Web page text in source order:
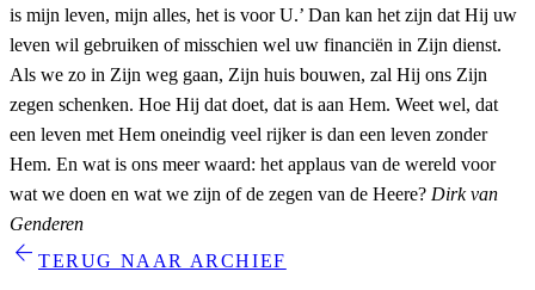
is mijn leven, mijn alles, het is voor U.’ Dan kan het zijn dat Hij uw
leven wil gebruiken of misschien wel uw financiën in Zijn dienst.
Als we zo in Zijn weg gaan, Zijn huis bouwen, zal Hij ons Zijn
zegen schenken. Hoe Hij dat doet, dat is aan Hem. Weet wel, dat
een leven met Hem oneindig veel rijker is dan een leven zonder
Hem. En wat is ons meer waard: het applaus van de wereld voor
wat we doen en wat we zijn of de zegen van de Heere? Dirk van
Genderen
arrow_back TERUG NAAR ARCHIEF